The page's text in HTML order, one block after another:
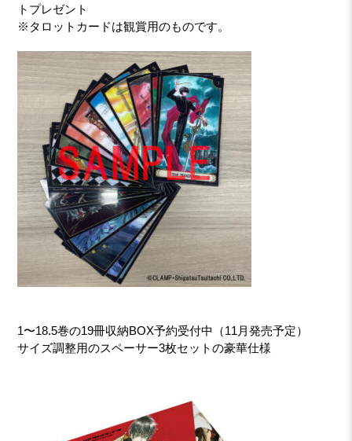
トプレゼント
※タロットカードは観賞用のものです。
1〜18.5巻の19冊収納BOX予約受付中（11月発売予定）
サイズ調整用のスペーサー3枚セットの豪華仕様